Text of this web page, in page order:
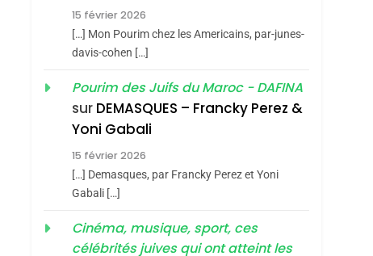
2
Dis Guerre»: La
Nouvelle Chanson De
Boy George
ISRAÉL JUDAISME
Accords D’Isaac:
15 février 2026
[…] Mon Pourim chez les Americains, par-junes-
davis-cohen […]
Pourim des Juifs du Maroc - DAFINA
sur DEMASQUES – Francky Perez &
Yoni Gabali
15 février 2026
[…] Demasques, par Francky Perez et Yoni
Gabali […]
Cinéma, musique, sport, ces
célébrités juives qui ont atteint les